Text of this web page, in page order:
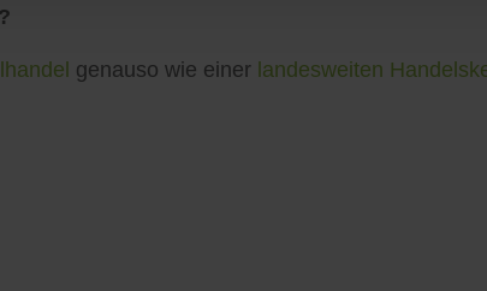
genauso wie einer landesweiten